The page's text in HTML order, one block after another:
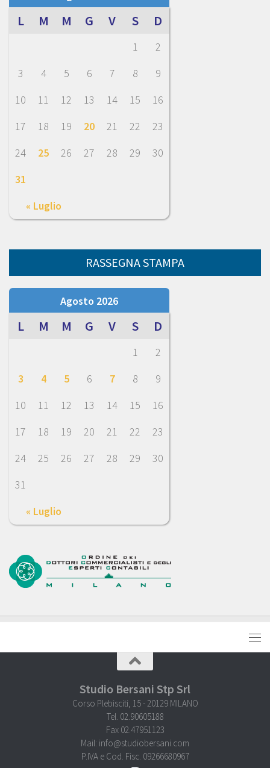
L M M G V S D
« Luglio
1
2
3
4 5 6 7 8
9
10
11 12 13 14 15
16
17
18 19 20 21 22
23
24
25 26 27 28 29
30
31
RASSEGNA STAMPA
Agosto 2026
L M M G V S D
« Luglio
1
2
3
4 5 6 7 8
9
10
11 12 13 14 15
16
17
18 19 20 21 22
23
24
25 26 27 28 29
30
31
Studio Bersani Stp Srl
Corso Plebisciti, 15 - 20129 MILANO
Tel. 02.90605188
Fax 02.47951123
Mail: info@studiobersani.com
P.IVA e Cod. Fisc. 09266680967